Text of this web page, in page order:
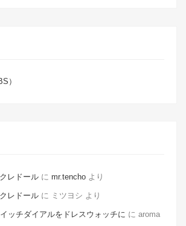
）
レドール に mr.tencho より
レドール に ミツヨシ より
ッチダイアルをドレスウォッチに に aroma